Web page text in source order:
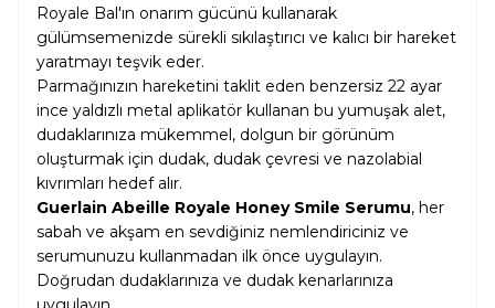
Royale Bal'ın onarım gücünü kullanarak
gülümsemenizde sürekli sıkılaştırıcı ve kalıcı bir hareket
yaratmayı teşvik eder.
Parmağınızın hareketini taklit eden benzersiz 22 ayar
ince yaldızlı metal aplikatör kullanan bu yumuşak alet,
dudaklarınıza mükemmel, dolgun bir görünüm
oluşturmak için dudak, dudak çevresi ve nazolabial
kıvrımları hedef alır.
Guerlain Abeille Royale Honey Smile Serumu, her
sabah ve akşam en sevdiğiniz nemlendiriciniz ve
serumunuzu kullanmadan ilk önce uygulayın.
Doğrudan dudaklarınıza ve dudak kenarlarınıza